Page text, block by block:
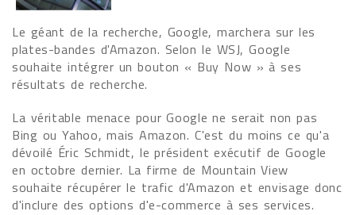
Le géant de la recherche, Google, marchera sur les
plates-bandes d'Amazon. Selon le WSJ, Google
souhaite intégrer un bouton « Buy Now » à ses
résultats de recherche.
La véritable menace pour Google ne serait non pas
Bing ou Yahoo, mais Amazon. C'est du moins ce qu'a
dévoilé Éric Schmidt, le président exécutif de Google
en octobre dernier. La firme de Mountain View
souhaite récupérer le trafic d'Amazon et envisage donc
d'inclure des options d'e-commerce à ses services.